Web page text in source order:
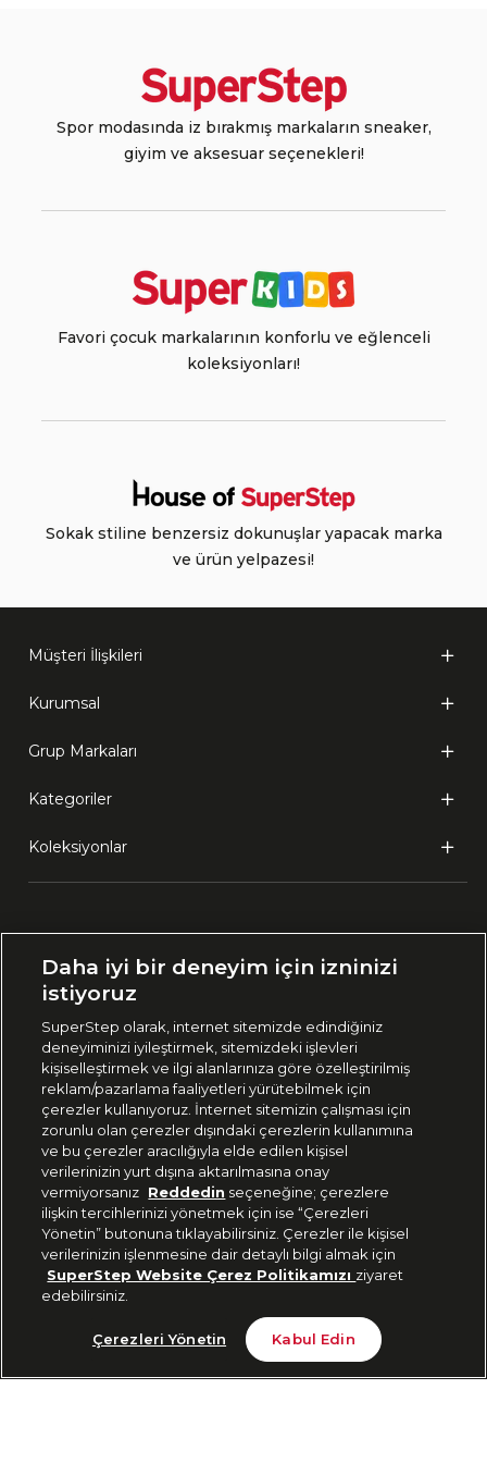
Tükendi
Spor modasında iz bırakmış markaların sneaker,
giyim ve aksesuar seçenekleri!
Favori çocuk markalarının konforlu ve eğlenceli
koleksiyonları!
Sokak stiline benzersiz dokunuşlar yapacak marka
ve ürün yelpazesi!
Müşteri İlişkileri
Kurumsal
Grup Markaları
Kategoriler
Koleksiyonlar
🇹🇷 Türkiye
444 37 36
Uygulamadan Takip Edin
Bizi Takip Edin
Daha iyi bir deneyim için izninizi
istiyoruz
SuperStep olarak, internet sitemizde edindiğiniz
deneyiminizi iyileştirmek, sitemizdeki işlevleri
kişiselleştirmek ve ilgi alanlarınıza göre özelleştirilmiş
reklam/pazarlama faaliyetleri yürütebilmek için
çerezler kullanıyoruz. İnternet sitemizin çalışması için
zorunlu olan çerezler dışındaki çerezlerin kullanımına
ve bu çerezler aracılığıyla elde edilen kişisel
verilerinizin yurt dışına aktarılmasına onay
vermiyorsanız Reddedin seçeneğine; çerezlere
ilişkin tercihlerinizi yönetmek için ise “Çerezleri
Yönetin” butonuna tıklayabilirsiniz. Çerezler ile kişisel
verilerinizin işlenmesine dair detaylı bilgi almak için
SuperStep Website Çerez Politikamızı ziyaret
edebilirsiniz.
Çerezleri Yönetin Kabul Edin